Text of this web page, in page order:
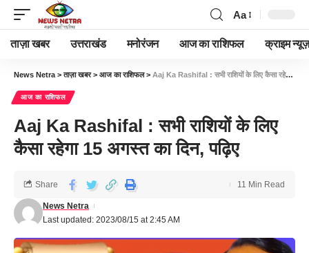
Aa
ताज़ा खबर उत्तराखंड मनोरंजन आज का राशिफल क्राइम न्यूज़
News Netra >ताज़ा खबर> आज का राशिफल> Aaj Ka Rashifal : सभी राशियों के लिए कैसा रहेगा 15 अगस्त का दिन, पढ़िए
आज का राशिफल
Aaj Ka Rashifal : सभी राशियों के लिए
कैसा रहेगा 15 अगस्त का दिन, पढ़िए
Last updated: 2023/08/15 at 2:45 AM
News Netra
Share 11 Min Read